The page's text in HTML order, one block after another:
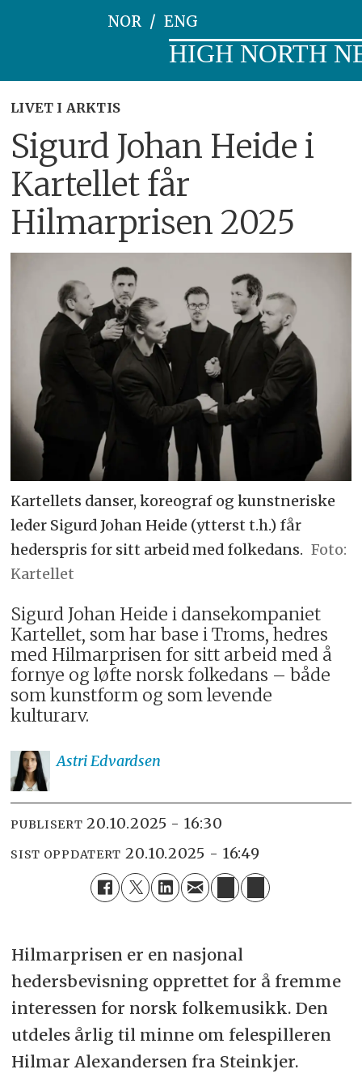
NOR ENG
HIGH NORTH
LIVET I ARKTIS
Sigurd Johan Heide i
Kartellet får
Hilmarprisen 2025
Kartellets danser, koreograf og kunstneriske
leder Sigurd Johan Heide (ytterst t.h.) får
hederspris for sitt arbeid med folkedans.
Kartellet
Sigurd Johan Heide i dansekompaniet
Kartellet, som har base i Troms, hedres
med Hilmarprisen for sitt arbeid med å
fornye og løfte norsk folkedans – både
som kunstform og som levende
kulturarv.
AstriEdvardsen
PUBLISERT 20.10.2025 - 16:30
SIST OPPDATERT 20.10.2025 - 16:49
Hilmarprisen er en nasjonal
hedersbevisning opprettet for å fremme
interessen for norsk folkemusikk. Den
utdeles årlig til minne om felespilleren
Hilmar Alexandersen fra Steinkjer.